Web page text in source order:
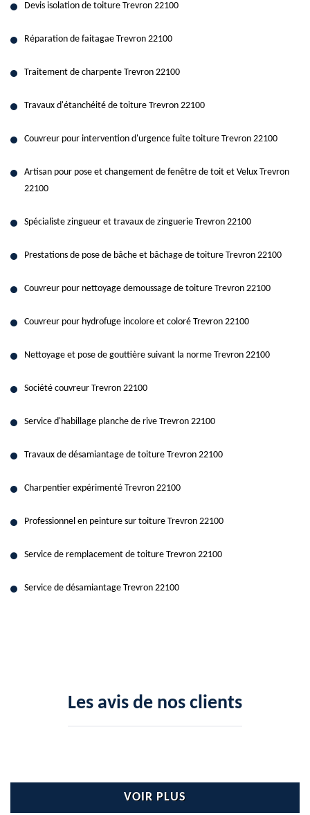
Devis isolation de toiture Trevron 22100
Réparation de faitagae Trevron 22100
Traitement de charpente Trevron 22100
Travaux d'étanchéité de toiture Trevron 22100
Couvreur pour intervention d'urgence fuite toiture Trevron 22100
Artisan pour pose et changement de fenêtre de toit et Velux Trevron
22100
Spécialiste zingueur et travaux de zinguerie Trevron 22100
Prestations de pose de bâche et bâchage de toiture Trevron 22100
Couvreur pour nettoyage demoussage de toiture Trevron 22100
Couvreur pour hydrofuge incolore et coloré Trevron 22100
Nettoyage et pose de gouttière suivant la norme Trevron 22100
Société couvreur Trevron 22100
Service d'habillage planche de rive Trevron 22100
Travaux de désamiantage de toiture Trevron 22100
Charpentier expérimenté Trevron 22100
Professionnel en peinture sur toiture Trevron 22100
Service de remplacement de toiture Trevron 22100
Service de désamiantage Trevron 22100
Les avis de nos clients
VOIR PLUS